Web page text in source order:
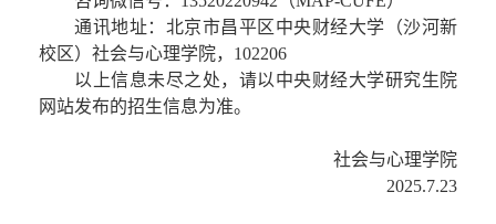
通讯地址：北京市昌平区中央财经大学（沙河新
校区）社会与心理学院，102206
以上信息未尽之处，请以中央财经大学研究生院
网站发布的招生信息为准。
社会与心理学院
2025.7.23